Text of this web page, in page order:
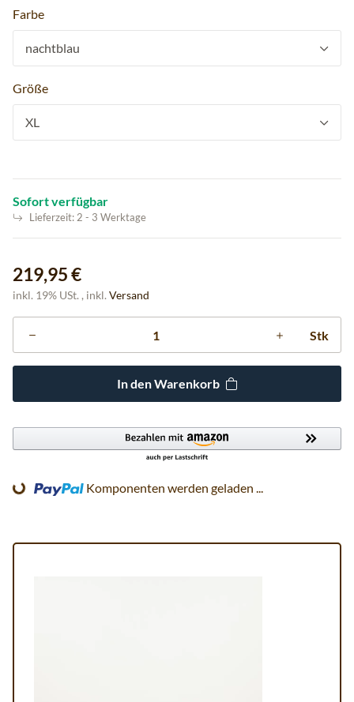
Farbe
nachtblau
Größe
XL
Sofort verfügbar
Lieferzeit: 2 - 3 Werktage
219,95 €
inkl. 19% USt. , inkl. Versand
Stk
In den Warenkorb
Komponenten werden geladen ...